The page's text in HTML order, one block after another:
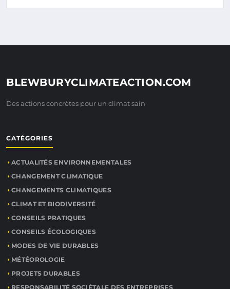
BLEWBURYCLIMATEACTION.COM
Des actions concrètes pour un climat sain
CATÉGORIES
ACTUALITÉS ENVIRONNEMENTALES
CHANGEMENT CLIMATIQUE
CHANGEMENTS CLIMATIQUES
CLIMAT ET BIODIVERSITÉ
CONSEILS PRATIQUES
CONSEILS ÉCOLOGIQUES
MODES DE VIE DURABLES
MÉTÉOROLOGIE
PROJETS DURABLES
RESPONSABILITÉ SOCIÉTALE DES ENTREPRISES